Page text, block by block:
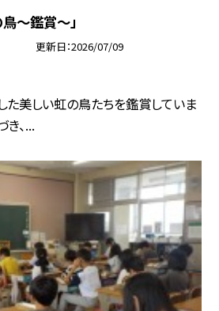
～鑑賞～」
更新日 2026/07/09
た美しい虹の鳥たちを鑑賞していま
、...